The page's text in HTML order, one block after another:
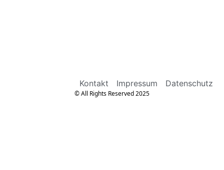
Kontakt Impressum Datenschutz
© All Rights Reserved 2025